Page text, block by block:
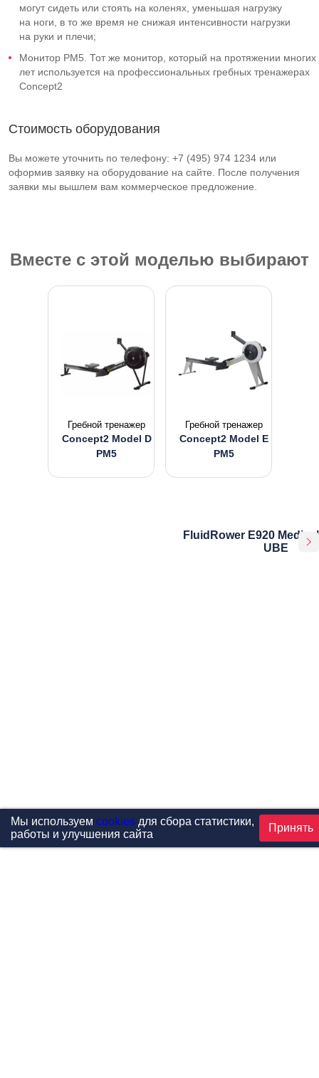
могут сидеть или стоять на коленях, уменьшая нагрузку
на ноги, в то же время не снижая интенсивности нагрузки
на руки и плечи;
Монитор PM5. Тот же монитор, который на протяжении многих
лет используется на профессиональных гребных тренажерах
Concept2
Стоимость оборудования
Вы можете уточнить по телефону: +7 (495) 974 1234 или
оформив заявку на оборудование на сайте. После получения
заявки мы вышлем вам коммерческое предложение.
Вместе с этой моделью выбирают
Гребной тренажер
Concept2 Model D
PM5
Гребной тренажер
Concept2 Model E
PM5
FluidRower E920 Medical
UBE
Мы используем cookiesдля сбора статистики,
работы и улучшения сайта
Принять